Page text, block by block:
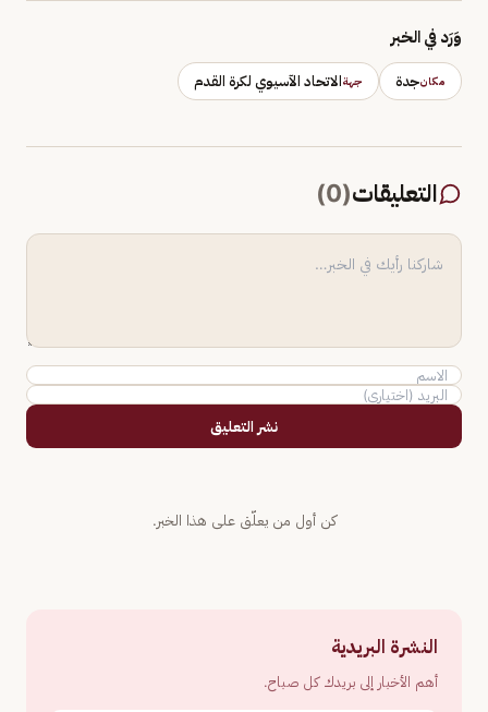
وَرَد في الخبر
مكانجدة جهةالاتحاد الآسيوي لكرة القدم
التعليقات(
0
)
نشر التعليق
كن أول من يعلّق على هذا الخبر.
النشرة البريدية
أهم الأخبار إلى بريدك كل صباح.